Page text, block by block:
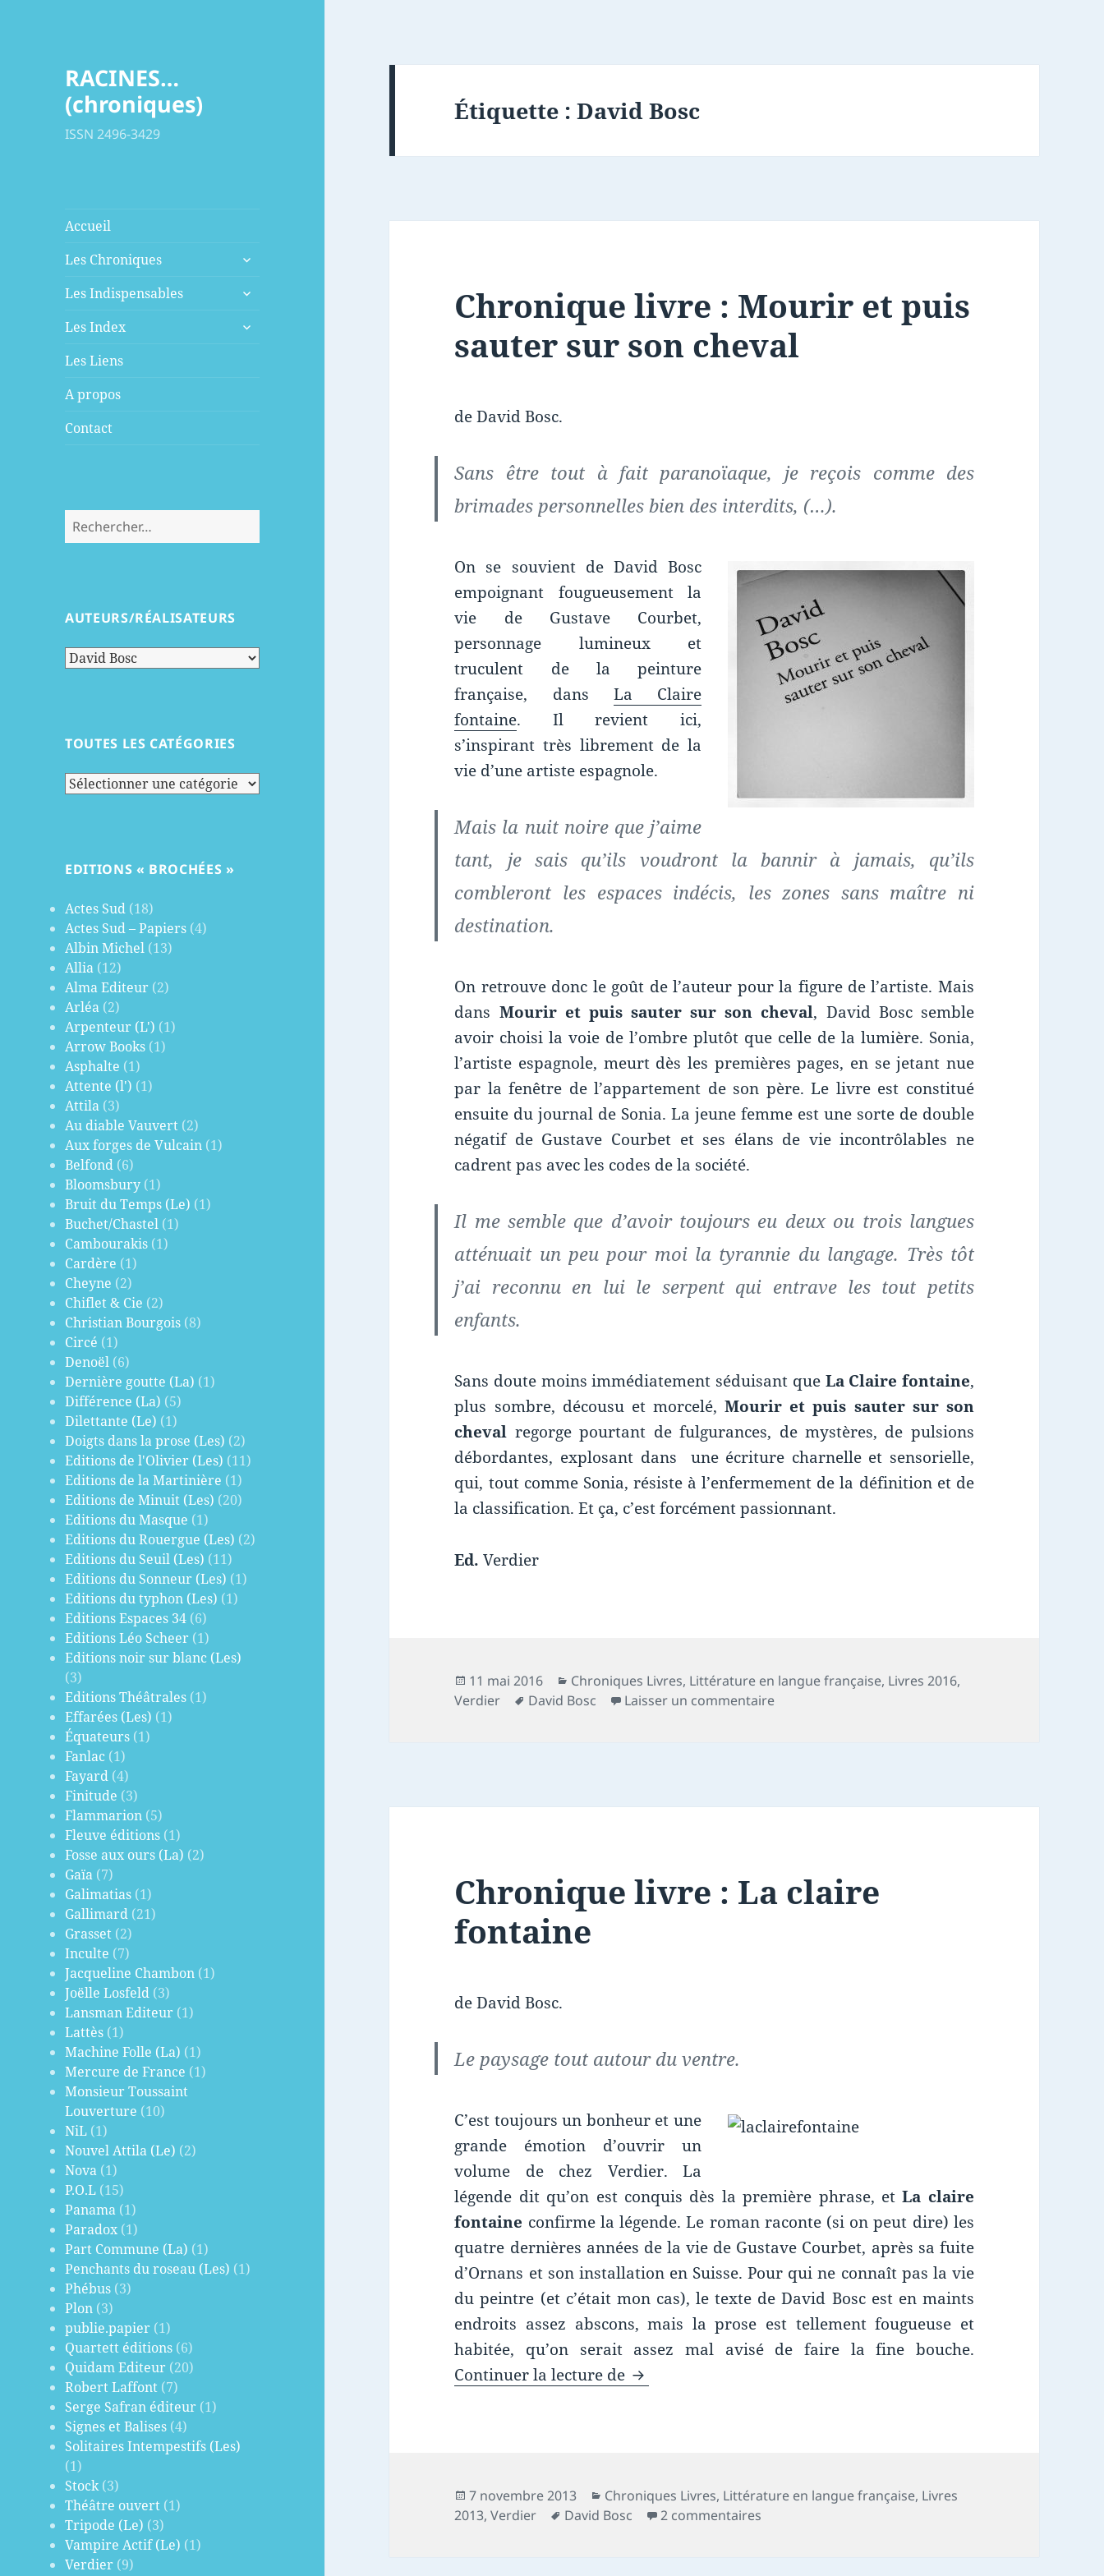
RACINES…
(chroniques)
ISSN 2496-3429
Accueil
Les Chroniques
ouvrir
sous-
Les Indispensables
ouvrir
sous-
Les Index
ouvrir
Les Liens
A propos
Contact
Rechercher :
AUTEURS/RÉALISATEURS
TOUTES LES CATÉGORIES
Toutes
EDITIONS « BROCHÉES »
Actes Sud (18)
Actes Sud – Papiers (4)
Albin Michel (13)
Allia (12)
Alma Editeur (2)
Arléa (2)
Arpenteur (L') (1)
Arrow Books (1)
Asphalte (1)
Attente (l') (1)
Attila (3)
Au diable Vauvert (2)
Aux forges de Vulcain (1)
Belfond (6)
Bloomsbury (1)
Bruit du Temps (Le) (1)
Buchet/Chastel (1)
Cambourakis (1)
Cardère (1)
Cheyne (2)
Chiflet & Cie (2)
Christian Bourgois (8)
Circé (1)
Denoël (6)
Dernière goutte (La) (1)
Différence (La) (5)
Dilettante (Le) (1)
Doigts dans la prose (Les) (2)
Editions de l'Olivier (Les) (11)
Editions de la Martinière (1)
Editions de Minuit (Les) (20)
Editions du Masque (1)
Editions du Rouergue (Les) (2)
Editions du Seuil (Les) (11)
Editions du Sonneur (Les) (1)
Editions du typhon (Les) (1)
Editions Espaces 34 (6)
Editions Léo Scheer (1)
Editions noir sur blanc (Les)
(3)
Editions Théâtrales (1)
Effarées (Les) (1)
Équateurs (1)
Fanlac (1)
Fayard (4)
Finitude (3)
Flammarion (5)
Fleuve éditions (1)
Fosse aux ours (La) (2)
Gaïa (7)
Galimatias (1)
Gallimard (21)
Grasset (2)
Inculte (7)
Jacqueline Chambon (1)
Joëlle Losfeld (3)
Lansman Editeur (1)
Lattès (1)
Machine Folle (La) (1)
Mercure de France (1)
Monsieur Toussaint
Louverture (10)
NiL (1)
Nouvel Attila (Le) (2)
Nova (1)
P.O.L (15)
Panama (1)
Paradox (1)
Part Commune (La) (1)
Penchants du roseau (Les) (1)
Phébus (3)
Plon (3)
publie.papier (1)
Quartett éditions (6)
Quidam Editeur (20)
Robert Laffont (7)
Serge Safran éditeur (1)
Signes et Balises (4)
Solitaires Intempestifs (Les)
(1)
Stock(3)
Théâtre ouvert (1)
Tripode (Le) (3)
Vampire Actif (Le) (1)
Verdier (9)
Étiquette :David Bosc
Chronique livre : Mourir et puis
sauter sur son cheval
de David Bosc.
Sans être tout à fait paranoïaque, je reçois comme des
brimades personnelles bien des interdits, (…).
On se souvient de David Bosc
empoignant fougueusement la
vie de Gustave Courbet,
personnage lumineux et
truculent de la peinture
française, dans La Claire
fontaine. Il revient ici,
s’inspirant très librement de la
vie d’une artiste espagnole.
Mais la nuit noire que j’aime
tant, je sais qu’ils voudront la bannir à jamais, qu’ils
combleront les espaces indécis, les zones sans maître ni
destination.
On retrouve donc le goût de l’auteur pour la figure de l’artiste. Mais
dans Mourir et puis sauter sur son cheval, David Bosc semble
avoir choisi la voie de l’ombre plutôt que celle de la lumière. Sonia,
l’artiste espagnole, meurt dès les premières pages, en se jetant nue
par la fenêtre de l’appartement de son père. Le livre est constitué
ensuite du journal de Sonia. La jeune femme est une sorte de double
négatif de Gustave Courbet et ses élans de vie incontrôlables ne
cadrent pas avec les codes de la société.
Il me semble que d’avoir toujours eu deux ou trois langues
atténuait un peu pour moi la tyrannie du langage. Très tôt
j’ai reconnu en lui le serpent qui entrave les tout petits
enfants.
Sans doute moins immédiatement séduisant que La Claire fontaine,
plus sombre, décousu et morcelé,Mourir et puis sauter sur son
cheval regorge pourtant de fulgurances, de mystères, de pulsions
débordantes, explosant dans une écriture charnelle et sensorielle,
qui, tout comme Sonia, résiste à l’enfermement de la définition et de
la classification. Et ça, c’est forcément passionnant.
Ed. Verdier
Publié
le
11 mai 2016 Catégories
Chroniques Livres, Littérature en langue française, Livres 2016,
Verdier
Mots-
David Bosc Laisser un commentairesur Chronique livre : Mourir et puis sauter sur son
Chronique livre : La claire
fontaine
de David Bosc.
Le paysage tout autour du ventre.
C’est toujours un bonheur et une
grande émotion d’ouvrir un
volume de chez Verdier. La
légende dit qu’on est conquis dès la première phrase, etLa claire
fontaine confirme la légende. Le roman raconte (si on peut dire) les
quatre dernières années de la vie de Gustave Courbet, après sa fuite
d’Ornans et son installation en Suisse. Pour qui ne connaît pas la vie
du peintre (et c’était mon cas), le texte de David Bosc est en maints
endroits assez abscons, mais la prose est tellement fougueuse et
habitée, qu’on serait assez mal avisé de faire la fine bouche.
Continuer la lecture de Chronique livre : La claire fontaine
Publié
le
7 novembre 2013 Catégories
Chroniques Livres, Littérature en langue française, Livres
2013,Verdier
Mots-
David Bosc 2 commentaires